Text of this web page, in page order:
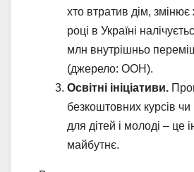
хто втратив дім,
році в Україні
млн внутрішньо
(джерело: ООН).
Освітні ініціативи.
безкоштовних курсів чи
для дітей і молоді – це
майбутнє.